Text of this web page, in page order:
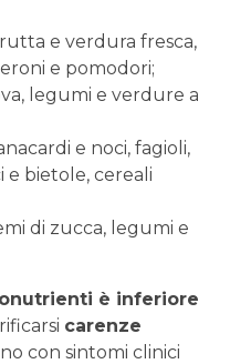
e verdura fresca,
e pomodori;
legumi e verdure a
e noci, fagioli,
e bietole, cereali
di zucca, legumi e
è inferiore
carenze
con sintomi clinici